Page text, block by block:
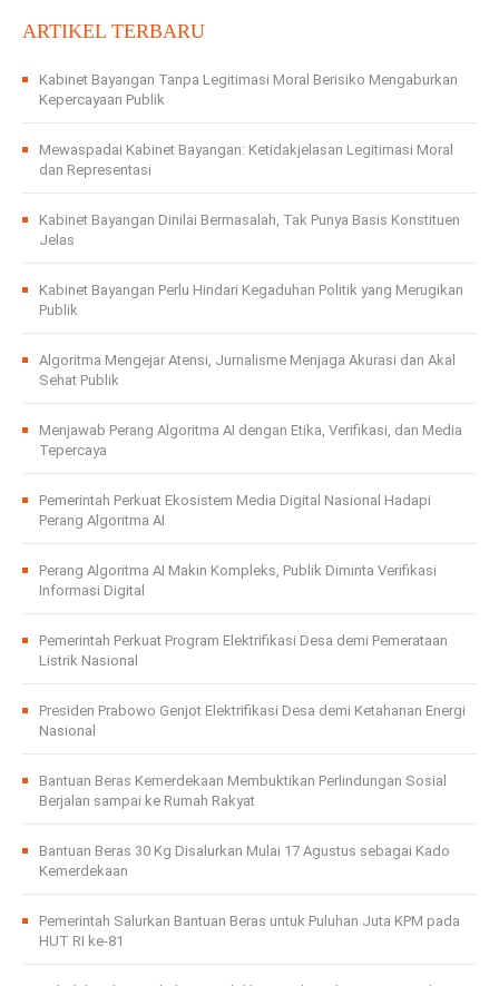
ARTIKEL TERBARU
Kabinet Bayangan Tanpa Legitimasi Moral Berisiko Mengaburkan
Kepercayaan Publik
Mewaspadai Kabinet Bayangan: Ketidakjelasan Legitimasi Moral
dan Representasi
Kabinet Bayangan Dinilai Bermasalah, Tak Punya Basis Konstituen
Jelas
Kabinet Bayangan Perlu Hindari Kegaduhan Politik yang Merugikan
Publik
Algoritma Mengejar Atensi, Jurnalisme Menjaga Akurasi dan Akal
Sehat Publik
Menjawab Perang Algoritma AI dengan Etika, Verifikasi, dan Media
Tepercaya
Pemerintah Perkuat Ekosistem Media Digital Nasional Hadapi
Perang Algoritma AI
Perang Algoritma AI Makin Kompleks, Publik Diminta Verifikasi
Informasi Digital
Pemerintah Perkuat Program Elektrifikasi Desa demi Pemerataan
Listrik Nasional
Presiden Prabowo Genjot Elektrifikasi Desa demi Ketahanan Energi
Nasional
Bantuan Beras Kemerdekaan Membuktikan Perlindungan Sosial
Berjalan sampai ke Rumah Rakyat
Bantuan Beras 30 Kg Disalurkan Mulai 17 Agustus sebagai Kado
Kemerdekaan
Pemerintah Salurkan Bantuan Beras untuk Puluhan Juta KPM pada
HUT RI ke-81